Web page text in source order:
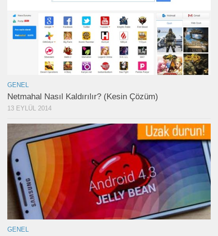
GENEL
Netmahal Nasıl Kaldırılır? (Kesin Çözüm)
13 EYLÜL 2014
GENEL